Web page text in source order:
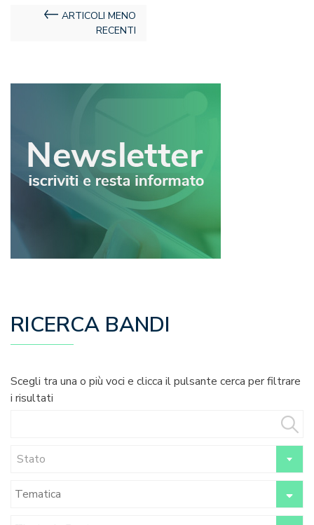
Navigazione
ARTICOLI MENO
RECENTI
RICERCA BANDI
Scegli tra una o più voci e clicca il pulsante cerca per filtrare
i risultati
Stato